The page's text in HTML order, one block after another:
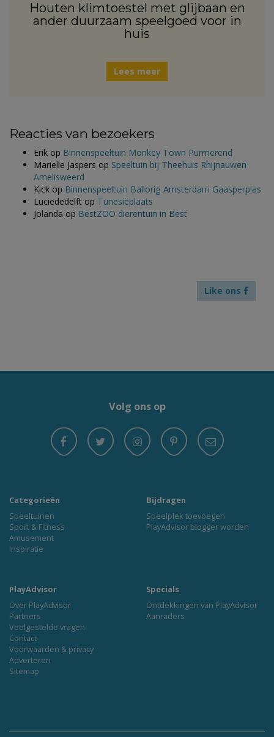
Houten klimtoestel met glijbaan en
ander duurzaam speelgoed voor in
huis
Lees meer
Reacties van bezoekers
Erik op Binnenspeeltuin Monkey Town Purmerend
Marielle Jaspers op Speeltuin bij Theehuis Rhijnauwen
Amelisweerd
Kick op Binnenspeeltuin Ballorig Amsterdam Gaasperplas
Luciededelft op Tunesiëplaats
Jolanda op BestZOO dierentuin in Best
Like ons
Volg ons op
Categorieën
Speeltuinen
Sport & Fitness
Amusement
Inspiratie
Bijdragen
Speelplek toevoegen
PlayAdvisor blogger worden
PlayAdvisor
Over PlayAdvisor
Partners
Veelgestelde vragen
Contact
Voorwaarden & privacy
Adverteren
Sitemap
Specials
Ontdekkingen van PlayAdvisor
Aanraders